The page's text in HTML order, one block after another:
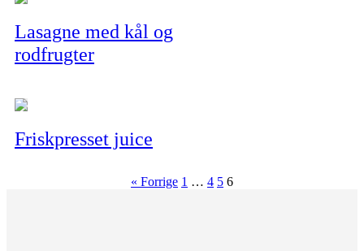
Lasagne med kål og
rodfrugter
Friskpresset juice
« Forrige 1 … 4 5 6